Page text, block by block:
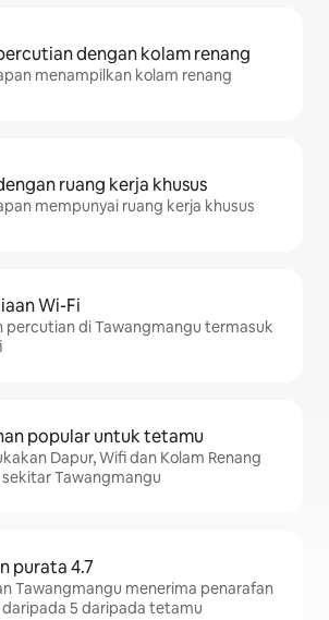
dengan kolam renang
menampilkan kolam renang
ruang kerja khusus
mempunyai ruang kerja khusus
Wi-Fi
percutian di Tawangmangu termasuk
popular untuk tetamu
Dapur, Wifi dan Kolam Renang
Tawangmangu
purata 4.7
Tawangmangu menerima penarafan
daripada 5 daripada tetamu